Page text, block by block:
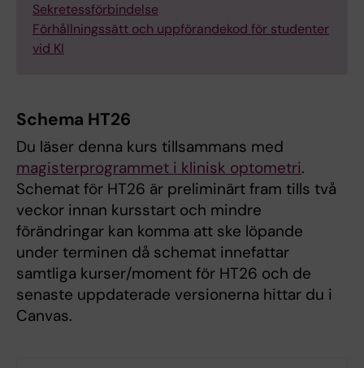
Sekretessförbindelse
Förhållningssätt och uppförandekod för studenter
vid KI
Schema HT26
Du läser denna kurs tillsammans med
magisterprogrammet i klinisk optometri.
Schemat för HT26 är preliminärt fram tills två
veckor innan kursstart och mindre
förändringar kan komma att ske löpande
under terminen då schemat innefattar
samtliga kurser/moment för HT26 och de
senaste uppdaterade versionerna hittar du i
Canvas.